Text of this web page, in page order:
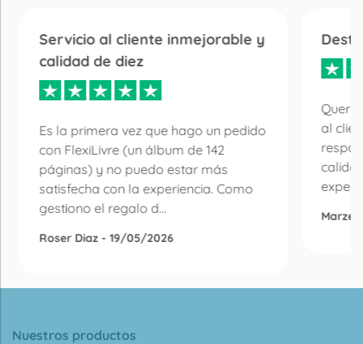
Servicio al cliente inmejorable y
calidad de diez
Es la primera vez que hago un pedido
con FlexiLivre (un álbum de 142
páginas) y no puedo estar más
satisfecha con la experiencia. Como
gestiono el regalo d...
Roser Diaz - 19/05/2026
al
Nuestros productos